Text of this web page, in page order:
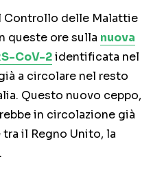
Controllo delle Malattie
queste ore sulla nuova
CoV-2identificata nel
a circolare nel resto
Questo nuovo ceppo,
in circolazione già
il Regno Unito, la